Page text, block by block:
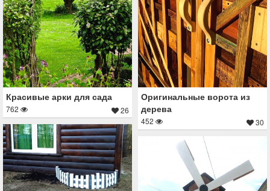
Красивые арки для сада
762 26
Оригинальные ворота из
дерева
452 30